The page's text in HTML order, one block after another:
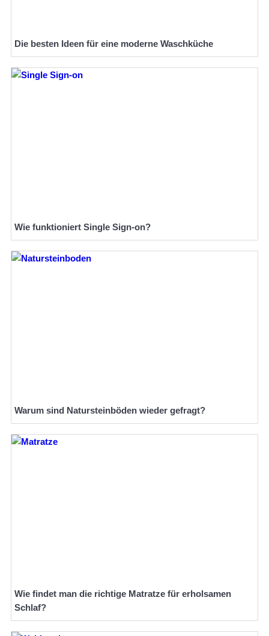
Die besten Ideen für eine moderne Waschküche
Wie funktioniert Single Sign-on?
Warum sind Natursteinböden wieder gefragt?
Wie findet man die richtige Matratze für erholsamen
Schlaf?